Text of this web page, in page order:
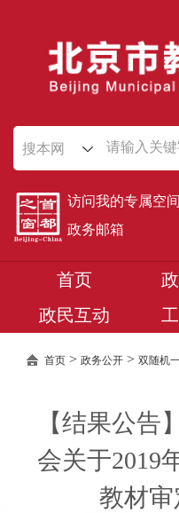
搜本网
访问我的专属空间
政务邮箱
首页
政民互动
首页 > 政务公开 > 双随机
【结果公告
会关于2019
教材